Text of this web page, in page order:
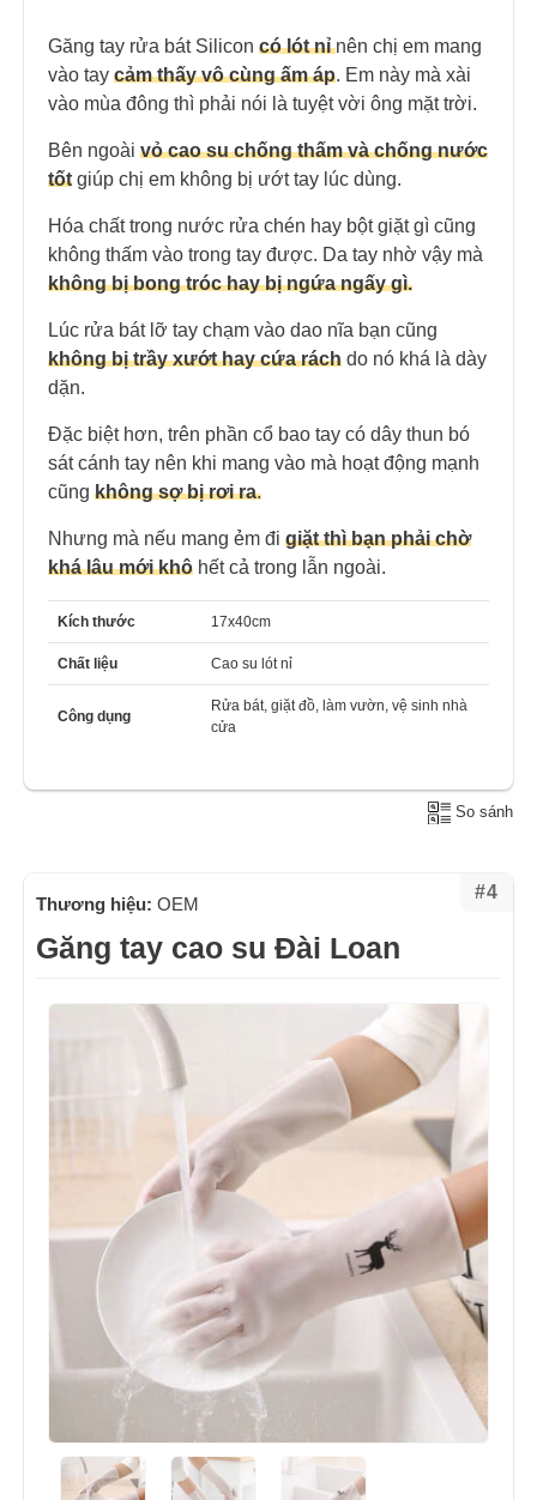
Găng tay rửa bát Silicon có lót nỉ nên chị em mang
vào tay cảm thấy vô cùng ấm áp. Em này mà xài
vào mùa đông thì phải nói là tuyệt vời ông mặt trời.
Bên ngoài vỏ cao su chống thấm và chống nước
tốt giúp chị em không bị ướt tay lúc dùng.
Hóa chất trong nước rửa chén hay bột giặt gì cũng
không thấm vào trong tay được. Da tay nhờ vậy mà
không bị bong tróc hay bị ngứa ngấy gì.
Lúc rửa bát lỡ tay chạm vào dao nĩa bạn cũng
không bị trầy xướt hay cứa rách do nó khá là dày
dặn.
Đặc biệt hơn, trên phần cổ bao tay có dây thun bó
sát cánh tay nên khi mang vào mà hoạt động mạnh
cũng không sợ bị rơi ra.
Nhưng mà nếu mang ẻm đi giặt thì bạn phải chờ
khá lâu mới khô hết cả trong lẫn ngoài.
Kích thước 17x40cm
Chất liệu Cao su lót nỉ
Công dụng
Rửa bát, giặt đồ, làm vườn, vệ sinh nhà
cửa
So sánh
#4
Thương hiệu: OEM
Găng tay cao su Đài Loan